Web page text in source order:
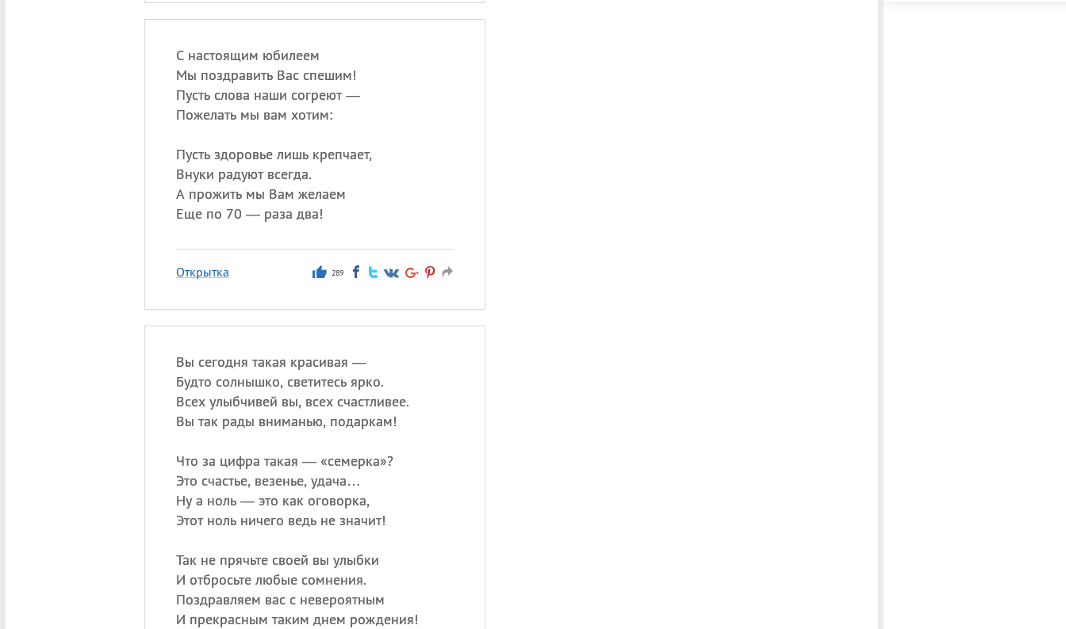
С настоящим юбилеем
Мы поздравить Вас спешим!
Пусть слова наши согреют —
Пожелать мы вам хотим:
Пусть здоровье лишь крепчает,
Внуки радуют всегда.
А прожить мы Вам желаем
Еще по 70 — раза два!
Открытка 289
Вы сегодня такая красивая —
Будто солнышко, светитесь ярко.
Всех улыбчивей вы, всех счастливее.
Вы так рады вниманью, подаркам!
Что за цифра такая — «семерка»?
Это счастье, везенье, удача…
Ну а ноль — это как оговорка,
Этот ноль ничего ведь не значит!
Так не прячьте своей вы улыбки
И отбросьте любые сомнения.
Поздравляем вас с невероятным
И прекрасным таким днем рождения!